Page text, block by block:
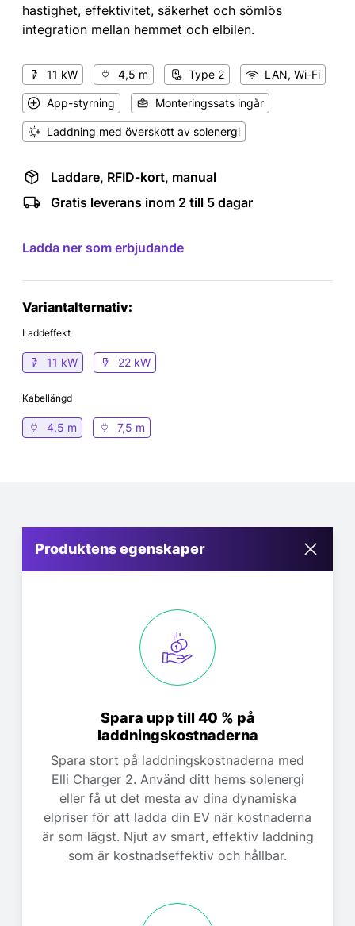
hastighet, effektivitet, säkerhet och sömlös
integration mellan hemmet och elbilen.
11 kW 4,5 m Type 2 LAN, Wi-Fi
App-styrning Monteringssats ingår
Laddning med överskott av solenergi
Laddare, RFID-kort, manual
Gratis leverans inom 2 till 5 dagar
Ladda ner som erbjudande
Variantalternativ:
Laddeffekt
11 kW 22 kW
Kabellängd
4,5 m 7,5 m
Produktens egenskaper
Spara upp till 40 % på
laddningskostnaderna
Spara stort på laddningskostnaderna med
Elli Charger 2. Använd ditt hems solenergi
eller få ut det mesta av dina dynamiska
elpriser för att ladda din EV när kostnaderna
är som lägst. Njut av smart, effektiv laddning
som är kostnadseffektiv och hållbar.